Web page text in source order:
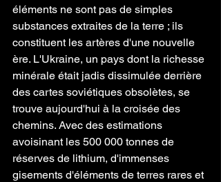
éléments ne sont pas de simples
substances extraites de la terre ; ils
constituent les artères d'une nouvelle
ère. L'Ukraine, un pays dont la richesse
minérale était jadis dissimulée derrière
des cartes soviétiques obsolètes, se
trouve aujourd'hui à la croisée des
chemins. Avec des estimations
avoisinant les 500 000 tonnes de
réserves de lithium, d'immenses
gisements d'éléments de terres rares et